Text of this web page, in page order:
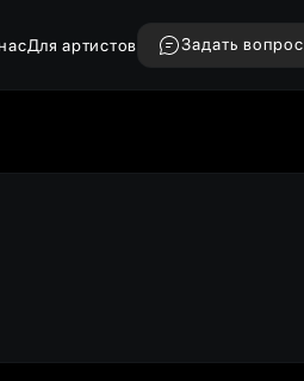
Для артистов Задать вопрос